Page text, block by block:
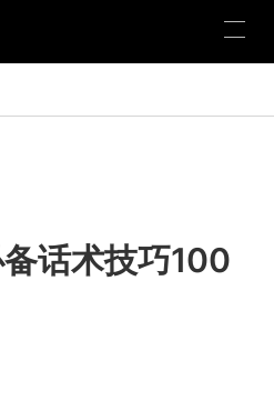
话术技巧100